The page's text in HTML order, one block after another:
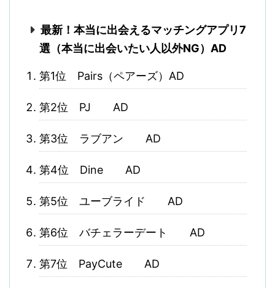
最新！本当に出会えるマッチングアプリ7
選（本当に出会いたい人以外NG）AD
第1位 Pairs（ペアーズ）AD
第2位 PJ AD
第3位 ラブアン AD
第4位 Dine AD
第5位 ユーブライド AD
第6位 バチェラーデート AD
第7位 PayCute AD